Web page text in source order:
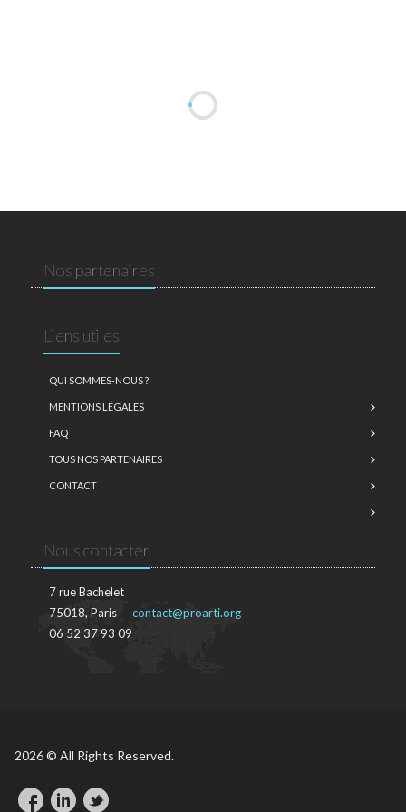
Nos partenaires
Liens utiles
QUI SOMMES-NOUS ?
MENTIONS LÉGALES
FAQ
TOUS NOS PARTENAIRES
CONTACT
Nous contacter
7 rue Bachelet
75018, Paris
06 52 37 93 09
contact@proarti.org
2026 © All Rights Reserved.